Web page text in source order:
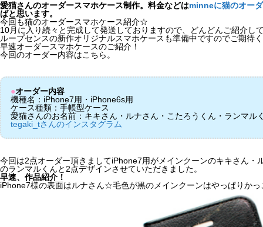
愛猫さんのオーダースマホケース制作。料金などはminneに猫のオー
ばと思います。
今回も猫のオーダースマホケース紹介☆
10月に入り続々と完成して発送しておりますので、どんどんご紹介し
ループセンスの新作オリジナルスマホケースも準備中ですのでご期待
早速オーダースマホケースのご紹介！
今回のオーダー内容はこちら。
●オーダー内容
機種名：iPhone7用・iPhone6s用
ケース種類：手帳型ケース
愛猫さんのお名前：キキさん・ルナさん・こたろうくん・ランマル
tegaki_tさんのインスタグラム
今回は2点オーダー頂きましてiPhone7用がメインクーンのキキさん
のランマルくんと2点デザインさせていただきました。
早速、作品紹介！
iPhone7様の表面はルナさん☆毛色が黒のメインクーンはやっぱりか